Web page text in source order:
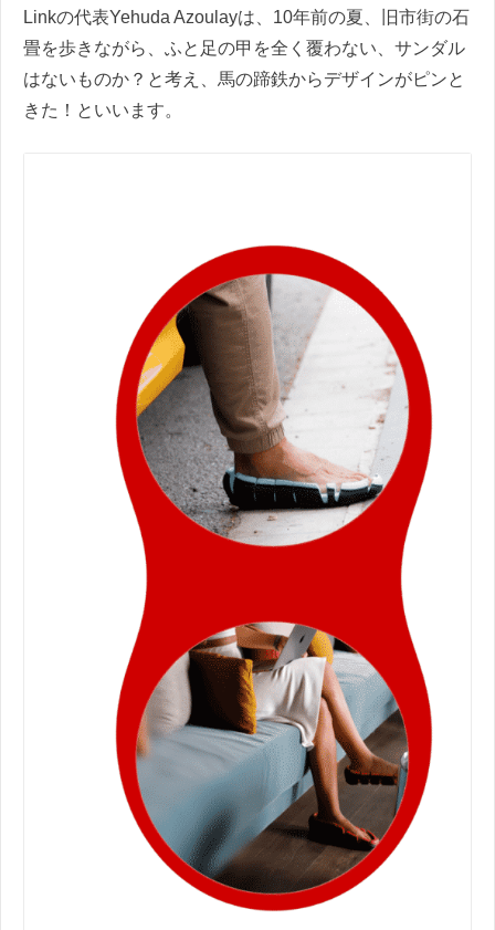
Linkの代表Yehuda Azoulayは、10年前の夏、旧市街の石
畳を歩きながら、ふと足の甲を全く覆わない、サンダル
はないものか？と考え、馬の蹄鉄からデザインがピンと
きた！といいます。